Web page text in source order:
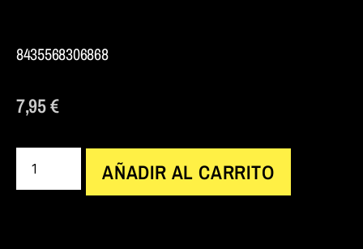
8435568306868
7,95€
AÑADIR AL CARRITO